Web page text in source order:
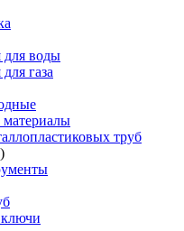
для воды
газа
труб